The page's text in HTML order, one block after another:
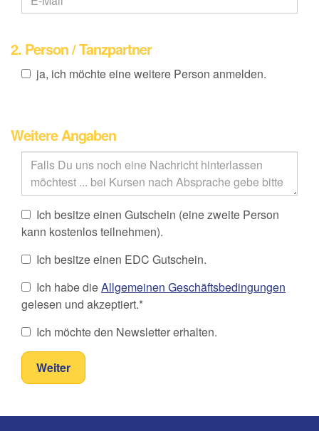
2. Person / Tanzpartner
ja, ich möchte eine weitere Person anmelden.
Weitere Angaben
Ich besitze einen Gutschein (eine zweite Person
kann kostenlos teilnehmen).
Ich besitze einen EDC Gutschein.
Ich habe dieAllgemeinen Geschäftsbedingungen
gelesen und akzeptiert.*
Ich möchte den Newsletter erhalten.